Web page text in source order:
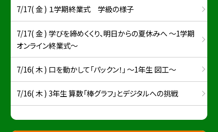
7/17( 金 ) １学期終業式 学級の様子
7/17( 金 ) 学びを締めくくり、明日からの夏休みへ ～1学期
オンライン終業式～
7/16( 木 ) 口を動かして「パックン！」 ～1年生 図工～
7/16( 木 ) 3年生 算数「棒グラフ」とデジタルへの挑戦